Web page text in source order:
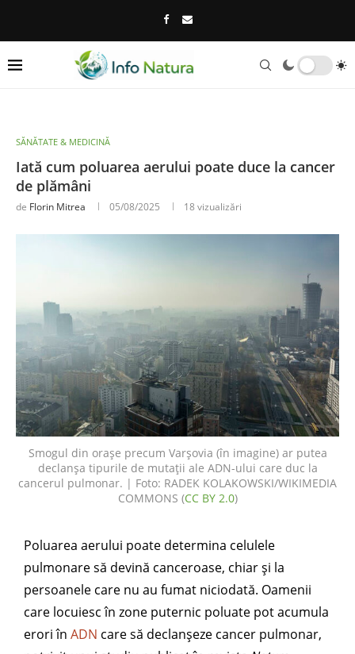
SĂNĂTATE & MEDICINĂ
Iată cum poluarea aerului poate duce la cancer
de plămâni
de Florin Mitrea 05/08/2025 18 vizualizări
Smogul din orașe precum Varșovia (în imagine) ar putea
declanșa tipurile de mutații ale ADN-ului care duc la
cancerul pulmonar. | Foto: RADEK KOLAKOWSKI/WIKIMEDIA
COMMONS (CC BY 2.0)
Poluarea aerului poate determina celulele
pulmonare să devină canceroase, chiar și la
persoanele care nu au fumat niciodată. Oamenii
care locuiesc în zone puternic poluate pot acumula
erori în ADN care să declanșeze cancer pulmonar,